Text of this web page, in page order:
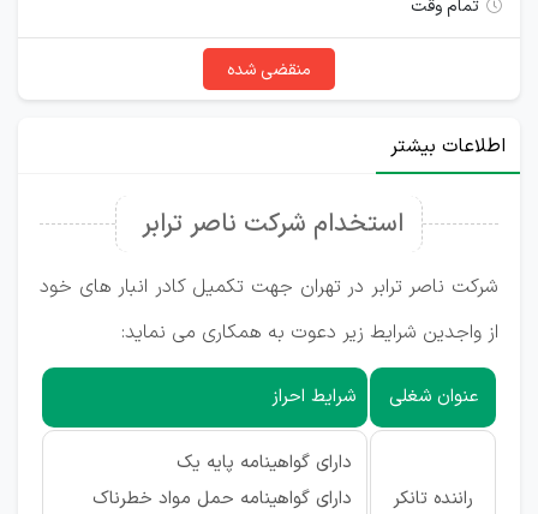
تمام وقت
منقضی شده
اطلاعات بیشتر
استخدام شرکت ناصر ترابر
شرکت ناصر ترابر در تهران جهت تکمیل کادر انبار های خود
از واجدین شرایط زیر دعوت به همکاری می نماید:
عنوان شغلی شرایط احراز
راننده تانکر
دارای گواهینامه پایه یک
دارای گواهینامه حمل مواد خطرناک